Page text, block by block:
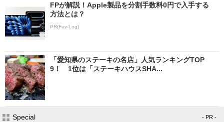
FPが解説！Apple製品を分割手数料0円で入手する
方法とは？
PR(Fav-Log)
「愛知県のステーキの名店」人気ランキングTOP
9！ 1位は「ステーキハウスSHA...
Special - PR -